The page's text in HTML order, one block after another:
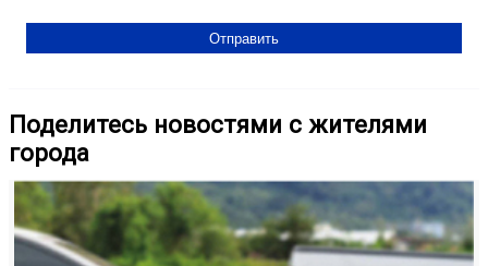
Поделитесь новостями с жителями
города